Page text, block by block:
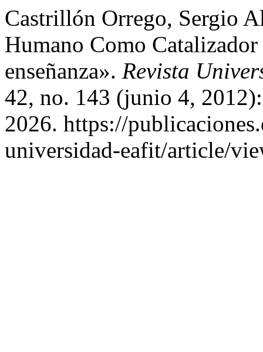
Castrillón Orrego, Sergio
Humano Como
enseñanza». Revista
42, no. 143 (junio 4,
2026. https://
universidad-eafit/article/